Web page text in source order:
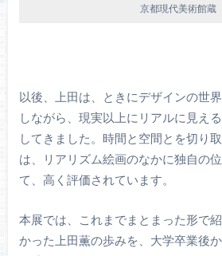
京都現代美術館蔵
以後、上田は、ときにデザインの世
しながら、現実以上にリアルに見え
してきました。時間と空間とを切り
は、リアリズム絵画のなかに独自の
て、高く評価されています。
本展では、これまでまとまった形で
かった上田薫の歩みを、大学卒業後